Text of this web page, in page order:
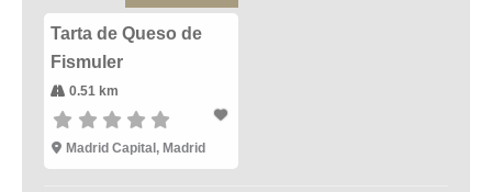
Tarta de Queso de
Fismuler
0.51 km
Madrid Capital , Madrid